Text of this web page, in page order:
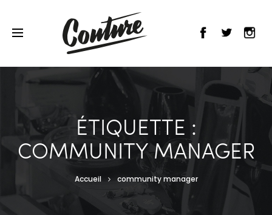
ÉTIQUETTE :
COMMUNITY MANAGER
Accueil community manager